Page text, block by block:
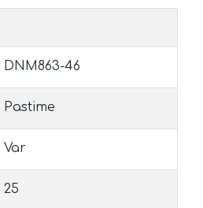
DNM863-46
Pastime
Var
25